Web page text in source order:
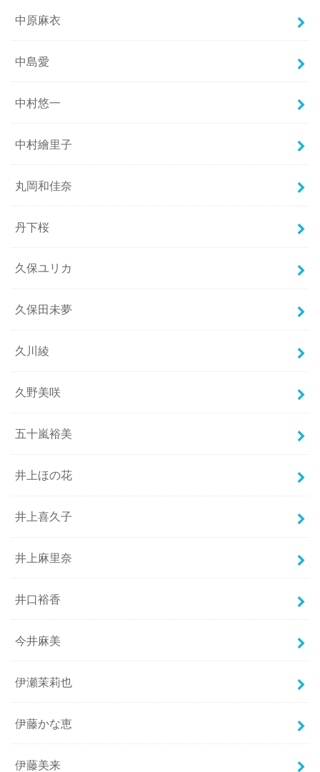
中原麻衣
中島愛
中村悠一
中村繪里子
丸岡和佳奈
丹下桜
久保ユリカ
久保田未夢
久川綾
久野美咲
五十嵐裕美
井上ほの花
井上喜久子
井上麻里奈
井口裕香
今井麻美
伊瀬茉莉也
伊藤かな恵
伊藤美来